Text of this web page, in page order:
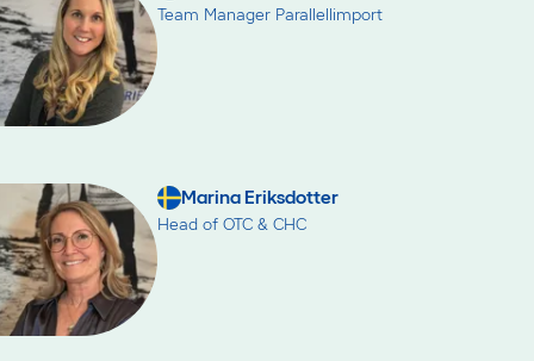
Team Manager Parallellimport
Marina Eriksdotter
Head of OTC & CHC